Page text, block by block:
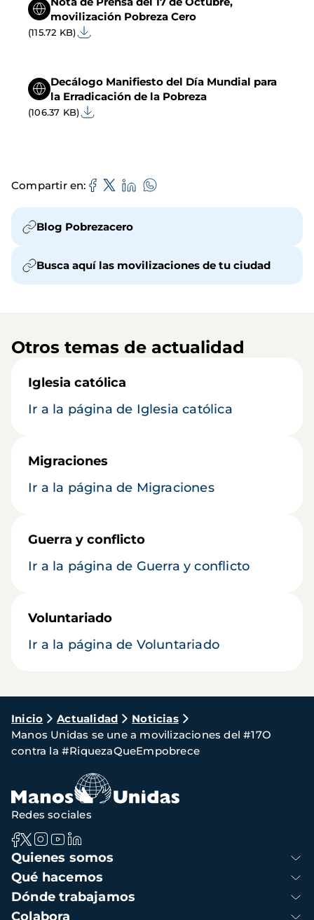
movilización Pobreza Cero
(115.72 KB)
Decálogo Manifiesto del Día Mundial para
la Erradicación de la Pobreza
(106.37 KB)
Compartir en
Blog Pobrezacero
Busca aquí las movilizaciones de tu ciudad
Otros temas de actualidad
Iglesia católica
Ir a la página de Iglesia católica
Migraciones
Ir a la página de Migraciones
Guerra y conflicto
Ir a la página de Guerra y conflicto
Voluntariado
Ir a la página de Voluntariado
Ruta
de
navegación
Inicio Actualidad
Noticias
Manos Unidas se une a movilizaciones del #17O
contra la #RiquezaQueEmpobrece
Navegación
principal
Quienes somos
Qué hacemos
Dónde trabajamos
Colabora
Redes sociales